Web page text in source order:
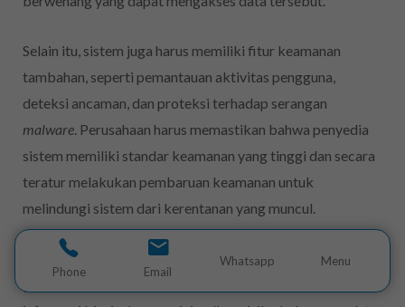
Phone Email
Whatsapp Menu
Selain itu, sistem juga harus memiliki fitur keamanan
tambahan, seperti pemantauan aktivitas pengguna,
deteksi ancaman, dan proteksi terhadap serangan
malware . Perusahaan harus memastikan bahwa penyedia
sistem memiliki standar keamanan yang tinggi dan secara
teratur melakukan pembaruan keamanan untuk
melindungi sistem dari kerentanan yang muncul.
Dengan memilih sistem yang memiliki keamanan data